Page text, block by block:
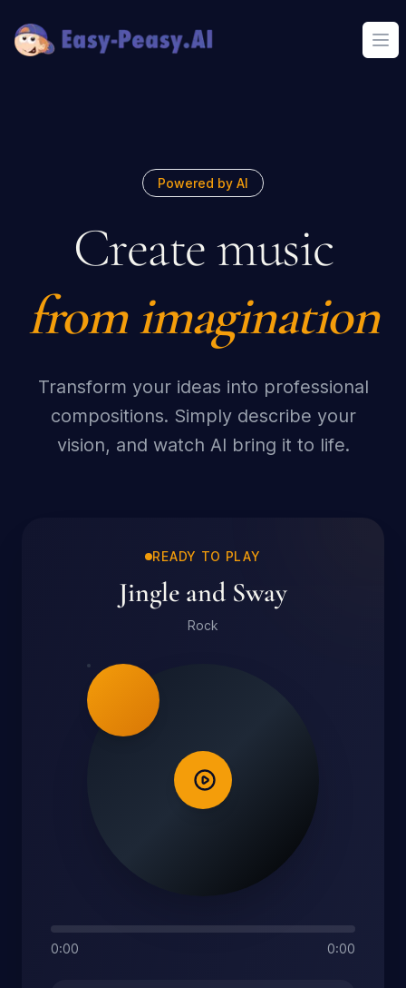
Powered by AI
Create music
from imagination
Transform your ideas into professional
compositions. Simply describe your
vision, and watch AI bring it to life.
READY TO PLAY
Jingle and Sway
Rock
0:00 0:00